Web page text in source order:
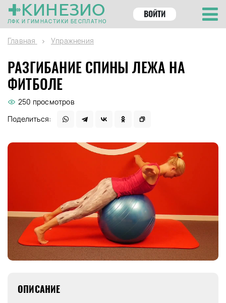
КИНЕЗИО
ЛФК И ГИМНАСТИКИ БЕСПЛАТНО
ВОЙТИ
Главная Упражнения
РАЗГИБАНИЕ СПИНЫ ЛЕЖА НА
ФИТБОЛЕ
250 просмотров
Поделиться:
ОПИСАНИЕ